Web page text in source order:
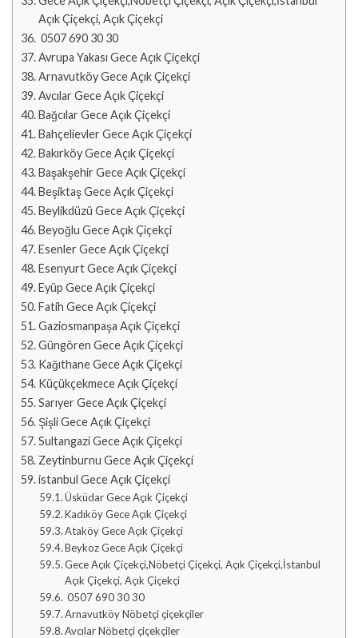
Açık Çiçekçi, Açık Çiçekçi
0507 690 30 30
Avrupa Yakası Gece Açık Çiçekçi
Arnavutköy Gece Açık Çiçekçi
Avcılar Gece Açık Çiçekçi
Bağcılar Gece Açık Çiçekçi
Bahçelievler Gece Açık Çiçekçi
Bakırköy Gece Açık Çiçekçi
Başakşehir Gece Açık Çiçekçi
Beşiktaş Gece Açık Çiçekçi
Beylikdüzü Gece Açık Çiçekçi
Beyoğlu Gece Açık Çiçekçi
Esenler Gece Açık Çiçekçi
Esenyurt Gece Açık Çiçekçi
Eyüp Gece Açık Çiçekçi
Fatih Gece Açık Çiçekçi
Gaziosmanpaşa Açık Çiçekçi
Güngören Gece Açık Çiçekçi
Kağıthane Gece Açık Çiçekçi
Küçükçekmece Açık Çiçekçi
Sarıyer Gece Açık Çiçekçi
Şişli Gece Açık Çiçekçi
Sultangazi Gece Açık Çiçekçi
Zeytinburnu Gece Açık Çiçekçi
istanbul Gece Açık Çiçekçi
Üsküdar Gece Açık Çiçekçi
Kadıköy Gece Açık Çiçekçi
Ataköy Gece Açık Çiçekçi
Beykoz Gece Açık Çiçekçi
Gece Açık Çiçekçi,Nöbetçi Çiçekçi, Açık Çiçekçi,İstanbul
Açık Çiçekçi, Açık Çiçekçi
0507 690 30 30
Arnavutköy Nöbetçi çiçekçiler
Avcılar Nöbetçi çiçekçiler